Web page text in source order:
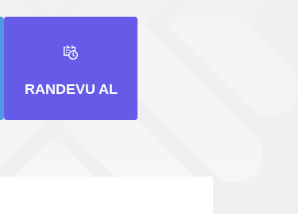
RANDEVU AL